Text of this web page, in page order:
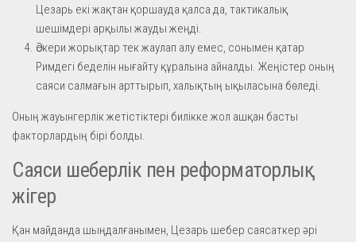
Цезарь екі жақтан қоршауда қалса да, тактикалық
шешімдері арқылы жауды жеңді.
Әскери жорықтар тек жаулап алу емес, сонымен қатар
Римдегі беделін нығайту құралына айналды. Жеңістер оның
саяси салмағын арттырып, халықтың ықыласына бөледі.
Оның жауынгерлік жетістіктері билікке жол ашқан басты
факторлардың бірі болды.
Саяси шеберлік пен реформаторлық
жігер
Қан майданда шыңдалғанымен, Цезарь шебер саясаткер әрі